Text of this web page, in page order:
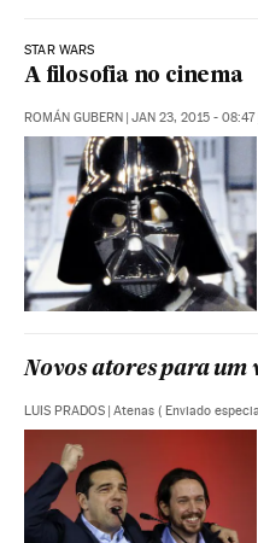
STAR WARS
A filosofia no cinema
ROMÁN GUBERN | JAN 23, 2015 - 08:47
Novos atores para um
LUIS PRADOS | Atenas ( Enviado